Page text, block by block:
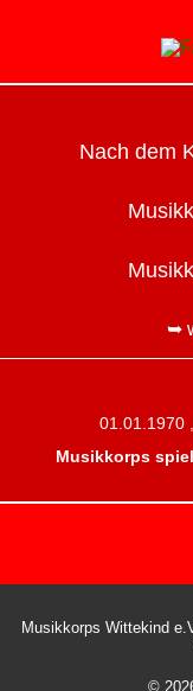
Nach dem
➥
01.01.1970
Musikkorps
Musikkorps Wittekind
©